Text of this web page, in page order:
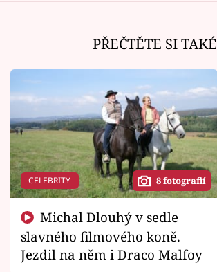
PŘEČTĚTE SI TAKÉ
CELEBRITY 8 fotografií
slavného filmového koně.
Jezdil na něm i Draco Malfoy